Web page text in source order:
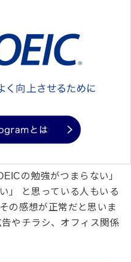
の勉強がつまらない」
」 と思っている人もいる
の感想が正常だと思いま
やチラシ、オフィス関係